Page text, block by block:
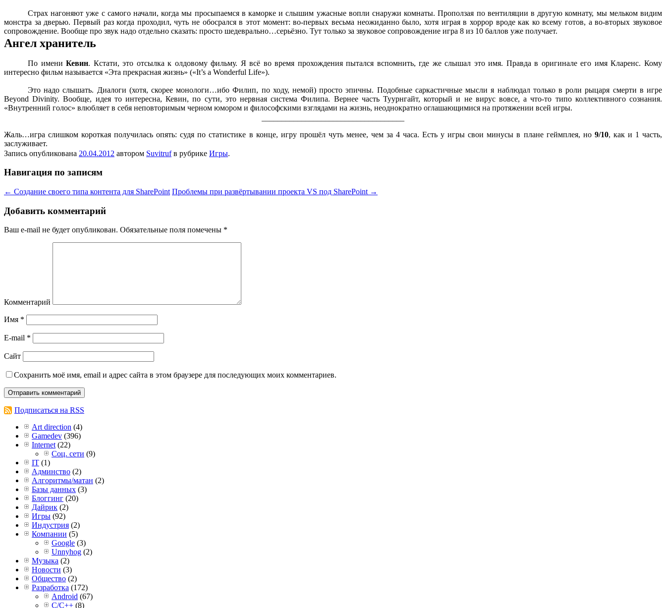
Страх нагоняют уже с самого начали, когда мы просыпаемся в каморке и слышим ужасные вопли снаружи комнаты. Проползая по вентиляции в другую комнату, мы мельком видим
монстра за дверью. Первый раз когда проходил, чуть не обосрался в этот момент: во-первых весьма неожиданно было, хотя играя в хоррор вроде как ко всему готов, а во-вторых звуковое
сопровождение. Вообще про звук надо отдельно сказать: просто шедеврально…серьёзно. Тут только за звуковое сопровождение игра 8 из 10 баллов уже получает.
Ангел хранитель
По имениКевин. Кстати, это отсылка к олдовому фильму. Я всё во время прохождения пытался вспомнить, где же слышал это имя. Правда в оригинале его имя Кларенс. Кому
интересно фильм называется «Эта прекрасная жизнь» («It’s a Wonderful Life»).
Это надо слышать. Диалоги (хотя, скорее монологи…ибо Филип, по ходу, немой) просто эпичны. Подобные саркастичные мысли я наблюдал только в роли рыцаря смерти в игре
Beyond Divinity. Вообще, идея то интересна, Кевин, по сути, это нервная система Филипа. Вернее часть Туурнгайт, который и не вирус вовсе, а что-то типо коллективного сознания.
«Внутренний голос» влюбляет в себя неповторимым черном юмором и философскими взглядами на жизнь, неоднократно оглашающимися на протяжении всей игры.
Жаль…игра слишком короткая получилась опять: судя по статистике в конце, игру прошёл чуть менее, чем за 4 часа. Есть у игры свои минусы в плане геймплея, но 9/10, как и 1 часть,
заслуживает.
Запись опубликована 20.04.2012 автором Suvitrufв рубрике Игры.
Навигация по записям
← Создание своего типа контента для SharePoint Проблемы при развёртывании проекта VS под SharePoint →
Добавить комментарий
Ваш e-mail не будет опубликован. Обязательные поля помечены *
Комментарий
Имя *
E-mail *
Сайт
Сохранить моё имя, email и адрес сайта в этом браузере для последующих моих комментариев.
Подписаться на RSS
Art direction (4)
Gamedev (396)
Internet(22)
Соц. сети (9)
IT (1)
Админство (2)
Алгоритмы/матан (2)
Базы данных (3)
Блоггинг (20)
Дайрик (2)
Игры (92)
Индустрия (2)
Компании (5)
Google (3)
Unnyhog (2)
Музыка (2)
Новости (3)
Общество (2)
Разработка (172)
Android (67)
C/C++ (8)